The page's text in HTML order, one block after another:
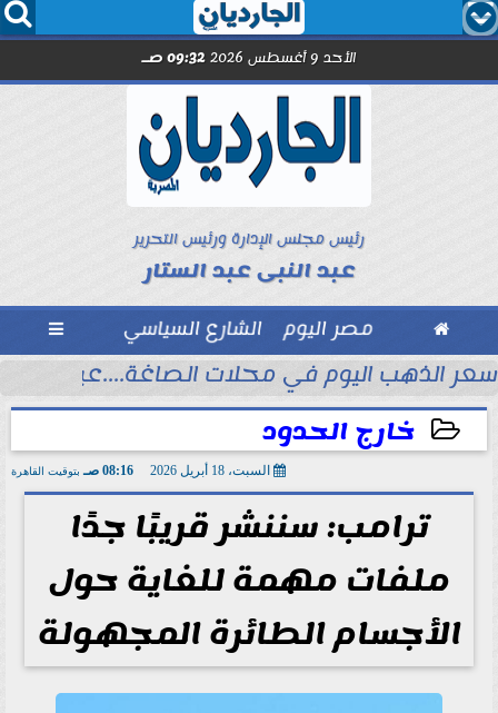
  
الأحد 9 أغسطس 2026 09:32 صـ
رئيس مجلس الإدارة ورئيس التحرير
عبد النبى عبد الستار
 مصر اليوم الشارع السياسي 
عروس بورسعيد
سعر الذهب اليوم في محلات الصاغة....عيار 21 يكسر 6000 جنيه
خارج الحدود
السبت، 18 أبريل 2026 08:16 صـ بتوقيت القاهرة
ترامب: سننشر قريبًا جدًا
ملفات مهمة للغاية حول
الأجسام الطائرة المجهولة